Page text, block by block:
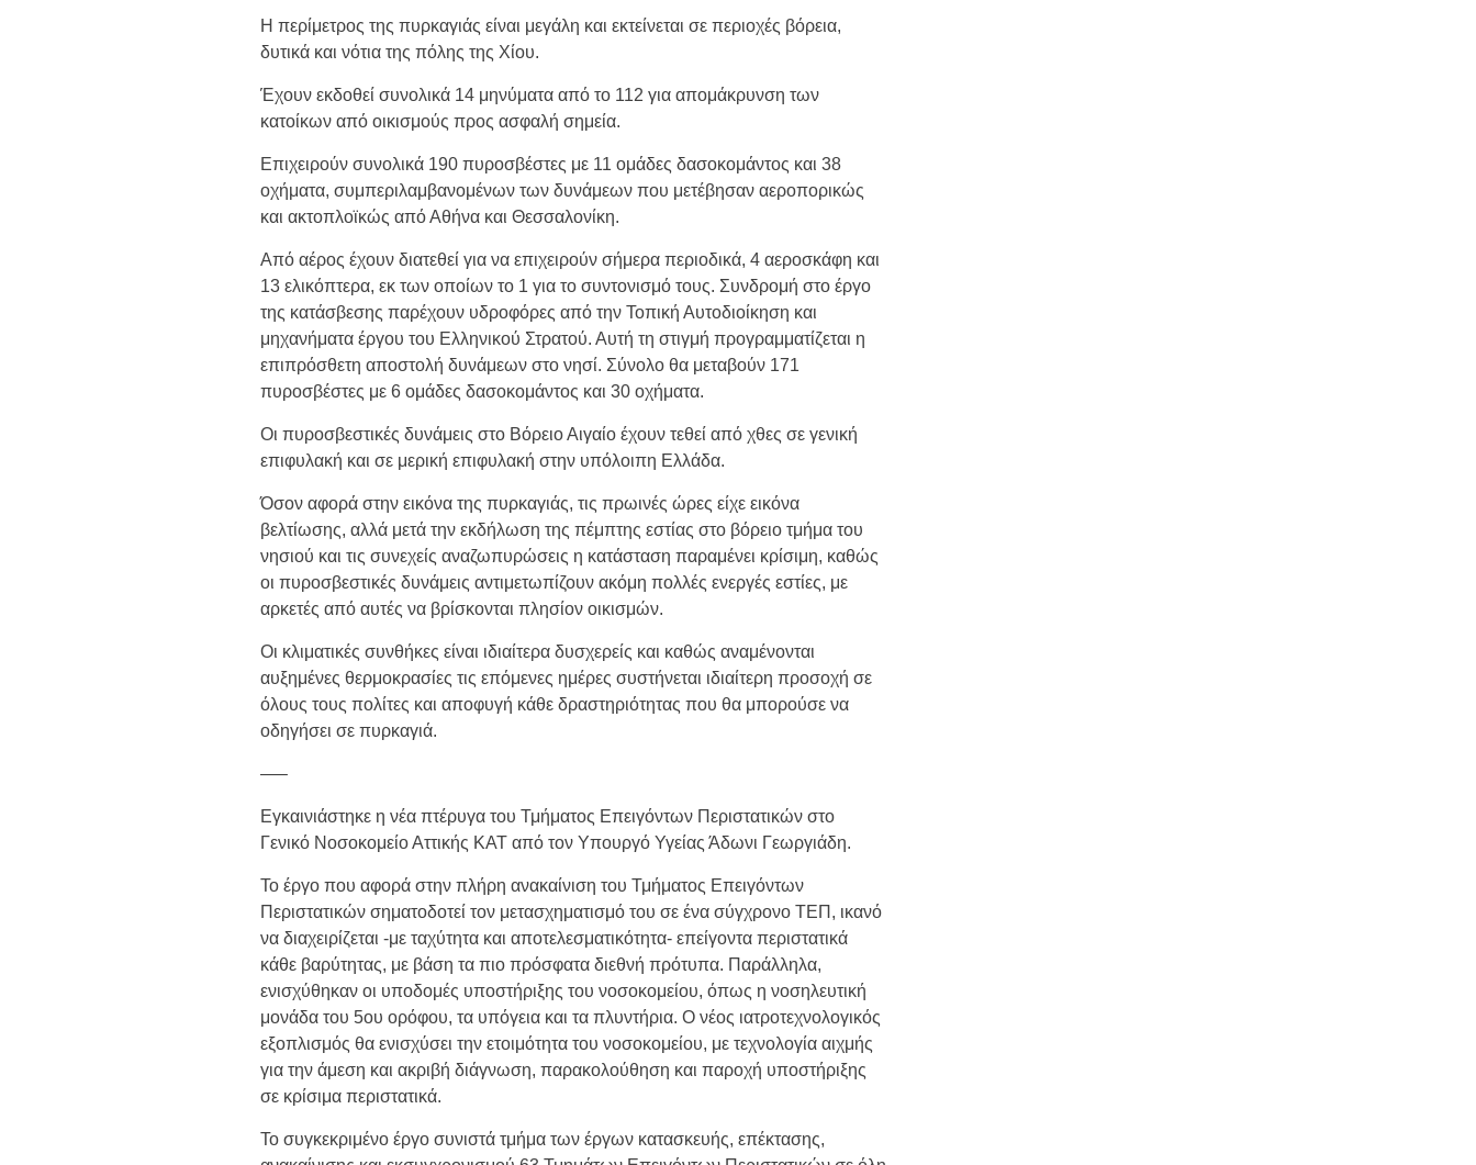
Η περίμετρος της πυρκαγιάς είναι μεγάλη και εκτείνεται σε περιοχές βόρεια,
δυτικά και νότια της πόλης της Χίου.
Έχουν εκδοθεί συνολικά 14 μηνύματα από το 112 για απομάκρυνση των
κατοίκων από οικισμούς προς ασφαλή σημεία.
Επιχειρούν συνολικά 190 πυροσβέστες με 11 ομάδες δασοκομάντος και 38
οχήματα, συμπεριλαμβανομένων των δυνάμεων που μετέβησαν αεροπορικώς
και ακτοπλοϊκώς από Αθήνα και Θεσσαλονίκη.
Από αέρος έχουν διατεθεί για να επιχειρούν σήμερα περιοδικά, 4 αεροσκάφη και
13 ελικόπτερα, εκ των οποίων το 1 για το συντονισμό τους. Συνδρομή στο έργο
της κατάσβεσης παρέχουν υδροφόρες από την Τοπική Αυτοδιοίκηση και
μηχανήματα έργου του Ελληνικού Στρατού. Αυτή τη στιγμή προγραμματίζεται η
επιπρόσθετη αποστολή δυνάμεων στο νησί. Σύνολο θα μεταβούν 171
πυροσβέστες με 6 ομάδες δασοκομάντος και 30 οχήματα.
Οι πυροσβεστικές δυνάμεις στο Βόρειο Αιγαίο έχουν τεθεί από χθες σε γενική
επιφυλακή και σε μερική επιφυλακή στην υπόλοιπη Ελλάδα.
Όσον αφορά στην εικόνα της πυρκαγιάς, τις πρωινές ώρες είχε εικόνα
βελτίωσης, αλλά μετά την εκδήλωση της πέμπτης εστίας στο βόρειο τμήμα του
νησιού και τις συνεχείς αναζωπυρώσεις η κατάσταση παραμένει κρίσιμη, καθώς
οι πυροσβεστικές δυνάμεις αντιμετωπίζουν ακόμη πολλές ενεργές εστίες, με
αρκετές από αυτές να βρίσκονται πλησίον οικισμών.
Οι κλιματικές συνθήκες είναι ιδιαίτερα δυσχερείς και καθώς αναμένονται
αυξημένες θερμοκρασίες τις επόμενες ημέρες συστήνεται ιδιαίτερη προσοχή σε
όλους τους πολίτες και αποφυγή κάθε δραστηριότητας που θα μπορούσε να
οδηγήσει σε πυρκαγιά.
—–
Εγκαινιάστηκε η νέα πτέρυγα του Τμήματος Επειγόντων Περιστατικών στο
Γενικό Νοσοκομείο Αττικής ΚΑΤ από τον Υπουργό Υγείας Άδωνι Γεωργιάδη.
Το έργο που αφορά στην πλήρη ανακαίνιση του Τμήματος Επειγόντων
Περιστατικών σηματοδοτεί τον μετασχηματισμό του σε ένα σύγχρονο ΤΕΠ, ικανό
να διαχειρίζεται -με ταχύτητα και αποτελεσματικότητα- επείγοντα περιστατικά
κάθε βαρύτητας, με βάση τα πιο πρόσφατα διεθνή πρότυπα. Παράλληλα,
ενισχύθηκαν οι υποδομές υποστήριξης του νοσοκομείου, όπως η νοσηλευτική
μονάδα του 5ου ορόφου, τα υπόγεια και τα πλυντήρια. Ο νέος ιατροτεχνολογικός
εξοπλισμός θα ενισχύσει την ετοιμότητα του νοσοκομείου, με τεχνολογία αιχμής
για την άμεση και ακριβή διάγνωση, παρακολούθηση και παροχή υποστήριξης
σε κρίσιμα περιστατικά.
Το συγκεκριμένο έργο συνιστά τμήμα των έργων κατασκευής, επέκτασης,